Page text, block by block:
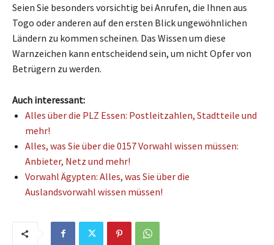
Seien Sie besonders vorsichtig bei Anrufen, die Ihnen aus
Togo oder anderen auf den ersten Blick ungewöhnlichen
Ländern zu kommen scheinen. Das Wissen um diese
Warnzeichen kann entscheidend sein, um nicht Opfer von
Betrügern zu werden.
Auch interessant:
Alles über die PLZ Essen: Postleitzahlen, Stadtteile und
mehr!
Alles, was Sie über die 0157 Vorwahl wissen müssen:
Anbieter, Netz und mehr!
Vorwahl Ägypten: Alles, was Sie über die
Auslandsvorwahl wissen müssen!